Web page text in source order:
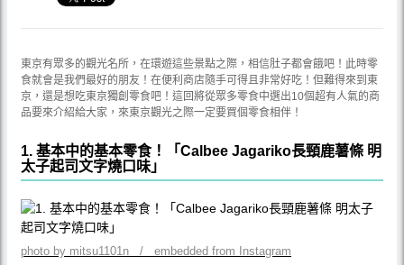
東京有眾多的觀光名所，在環遊這些景點之際，相信肚子都會餓吧！此時零
食就會是我們最好的朋友！在便利商店隨手可得且非常好吃！但難得來到東
京，還是想吃東京獨創零食吧！這回將從眾多零食中選出10個超有人氣的商
品要來介紹給大家，來東京觀光之際一定要買個零食相伴！
1. 基本中的基本零食！「Calbee Jagariko長頸鹿薯條 明
太子起司文字燒口味」
photo by mitsu1101n / embedded from Instagram